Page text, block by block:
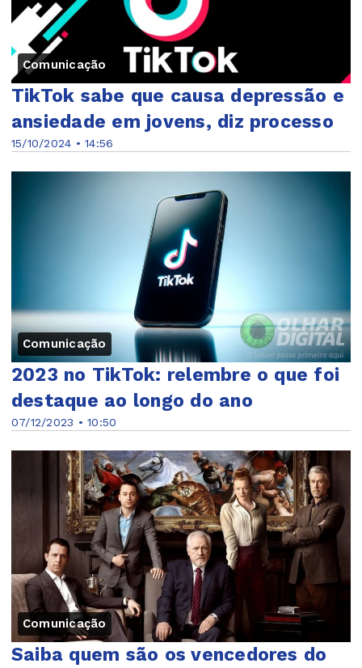
Comunicação
15/10/2024 • 14:56
TikTok sabe que causa depressão e
ansiedade em jovens, diz processo
Comunicação
07/12/2023 • 10:50
2023 no TikTok: relembre o que foi
destaque ao longo do ano
Comunicação
Saiba quem são os vencedores do